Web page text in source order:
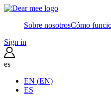
Sobre nosotrosCómo
Sign in
es
EN (EN)
ES